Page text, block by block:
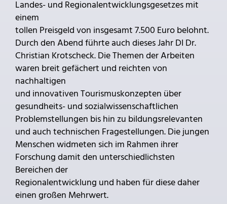
Landes- und Regionalentwicklungsgesetzes mit
einem
tollen Preisgeld von insgesamt 7.500 Euro belohnt.
Durch den Abend führte auch dieses Jahr DI Dr.
Christian Krotscheck. Die Themen der Arbeiten
waren breit gefächert und reichten von
nachhaltigen
und innovativen Tourismuskonzepten über
gesundheits- und sozialwissenschaftlichen
Problemstellungen bis hin zu bildungsrelevanten
und auch technischen Fragestellungen. Die jungen
Menschen widmeten sich im Rahmen ihrer
Forschung damit den unterschiedlichsten
Bereichen der
Regionalentwicklung und haben für diese daher
einen großen Mehrwert.